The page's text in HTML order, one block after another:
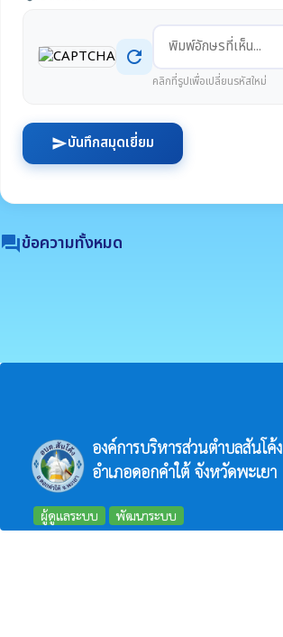
refresh
คลิกที่รูปเพื่อเปลี่ยนรหัสใหม่
sendบันทึกสมุดเยี่ยม
forumข้อความทั้งหมด
องค์การบริหารส่วนตำบลสันโค้ง
อำเภอดอกคำใต้ จังหวัดพะเยา
ผู้ดูแลระบบ พัฒนาระบบ